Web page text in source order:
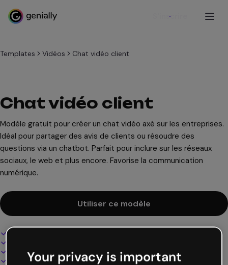
S'inscrire
Templates Vidéos Chat vidéo client
Chat vidéo client
Modèle gratuit pour créer un chat vidéo axé sur les entreprises.
Idéal pour partager des avis de clients ou résoudre des
questions via un chatbot. Parfait pour inclure sur les réseaux
sociaux, le web et plus encore. Favorise la communication
numérique.
Utiliser ce modèle
Ajoutez audio, vidéo et multimédia
Présentez, partagez ou publiez en ligne
Your privacy is important